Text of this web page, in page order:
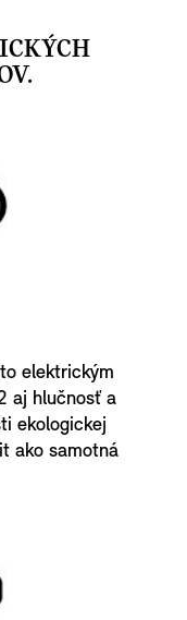
elektrickým
aj hlučnosť a
ekologickej
ako samotná